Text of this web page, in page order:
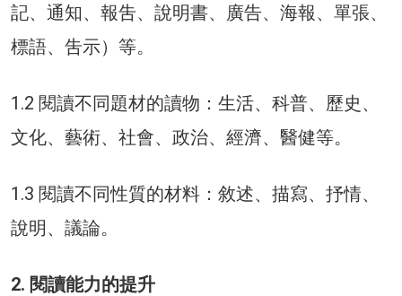
記、通知、報吿、說明書、廣告、海報、單張、
標語、吿示）等。
1.2 閱讀不同題材的讀物：生活、科普、歷史、
文化、藝術、社會、政治、經濟、醫健等。
1.3 閱讀不同性質的材料：敘述、描寫、抒情、
說明、議論。
2. 閱讀能力的提升